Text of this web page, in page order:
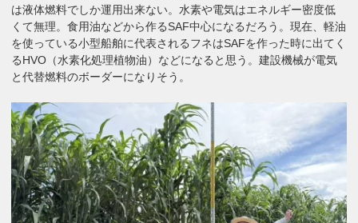
は液体燃料でしか運用出来ない。水素や電気はエネルギー密度低
くて無理。食用油などから作るSAF中心になるだろう。現在、軽油
を使っている小型船舶に代表されるフネはSAFを作った時に出てく
るHVO（水素化処理植物油）などになると思う。建設機械が電気
と代替燃料のボーダーになりそう。